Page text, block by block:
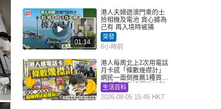
01:14
港人夫婦遊澳門乘的士
拾相機及電池 貪心據為
己有 再入境時被捕
突發
6小時前
港人每周北上2次用電話
月卡感「條數幾襟計」
網民一面倒推薦1種買法
附消委會數據漫遊計劃
消費提示
生活百科
2026-08-05 15:45 HKT